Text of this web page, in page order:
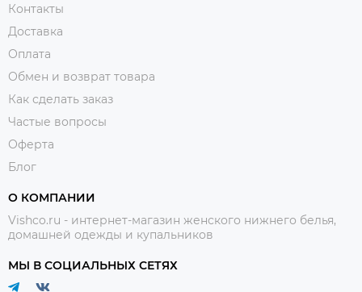
Контакты
Доставка
Оплата
Обмен и возврат товара
Как сделать заказ
Частые вопросы
Оферта
Блог
О КОМПАНИИ
Vishco.ru - интернет-магазин женского нижнего белья,
домашней одежды и купальников
МЫ В СОЦИАЛЬНЫХ СЕТЯХ